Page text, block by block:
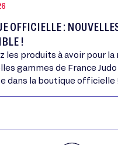
OFFICIELLE :
!
les produits à avoir pour
gammes de France
dans la boutique officielle !